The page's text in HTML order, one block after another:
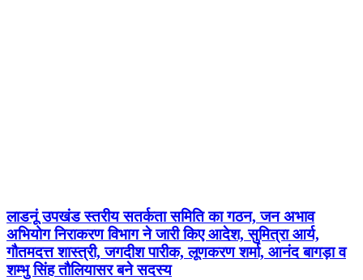
लाडनूं उपखंड स्तरीय सतर्कता समिति का गठन, जन अभाव
अभियोग निराकरण विभाग ने जारी किए आदेश, सुमित्रा आर्य,
गौतमदत्त शास्त्री, जगदीश पारीक, लूणकरण शर्मा, आनंद बागड़ा व
शम्भु सिंह तौलियासर बने सदस्य